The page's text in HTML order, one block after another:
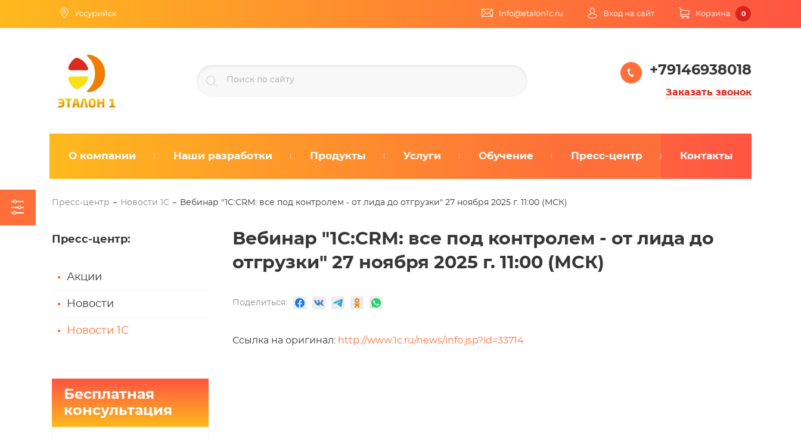
Уссурийск Info@etalon1c.ru Вход на сайт Корзина 0
+79146938018
Заказать звонок
О компании Наши разработки Продукты Услуги Обучение Пресс-центр Контакты
Пресс-центр Новости 1С Вебинар "1C:CRM: все под контролем - от лида до отгрузки" 27 ноября 2025 г. 11:00 (МСК)
Пресс-центр:
Акции
Новости
Новости 1С
Бесплатная
консультация
Вебинар "1C:CRM: все под контролем - от лида до
отгрузки" 27 ноября 2025 г. 11:00 (МСК)
Поделиться:
Ссылка на оригинал: http://www.1c.ru/news/info.jsp?id=33714